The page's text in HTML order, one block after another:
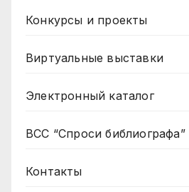
Конкурсы и проекты
Виртуальные выставки
Электронный каталог
ВСС “Спроси библиографа”
Контакты